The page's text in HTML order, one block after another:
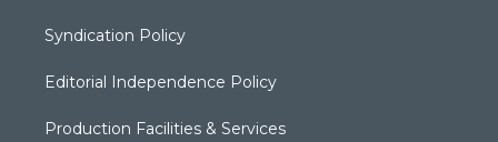
Syndication Policy
Editorial Independence Policy
Production Facilities & Services